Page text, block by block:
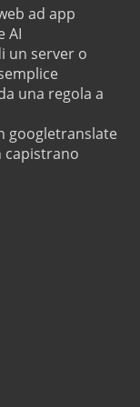
ad app
AI
un server o
una regola a
googletranslate
capistrano